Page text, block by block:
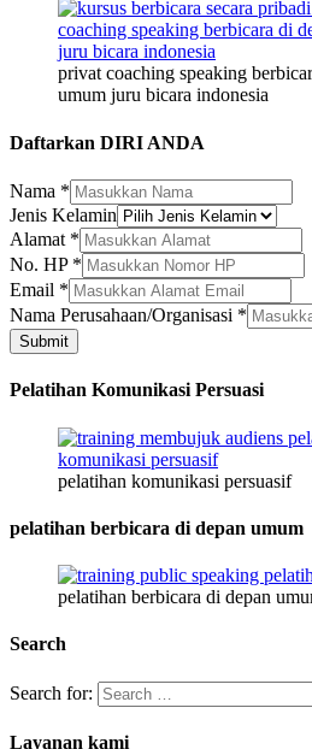
privat coaching speaking
umum juru bicara indonesia
Daftarkan DIRI ANDA
Nama *
Jenis Kelamin
Alamat *
Alamat
Email
Perusahaan/Organisasi
No. HP *
Email *
Nama Perusahaan/Organisasi *
Submit
Pelatihan Komunikasi Persuasi
pelatihan komunikasi persuasif
pelatihan berbicara di depan umum
pelatihan berbicara di depan
Search
Search for:
Layanan kami